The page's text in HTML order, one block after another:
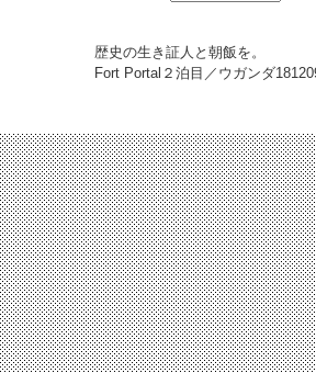
歴史の生き証人と朝飯を。
Fort Portal２泊目／ウガンダ